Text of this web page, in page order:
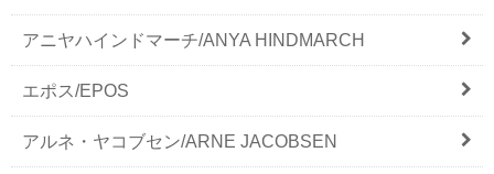
アニヤハインドマーチ/ANYA HINDMARCH
エポス/EPOS
アルネ・ヤコブセン/ARNE JACOBSEN